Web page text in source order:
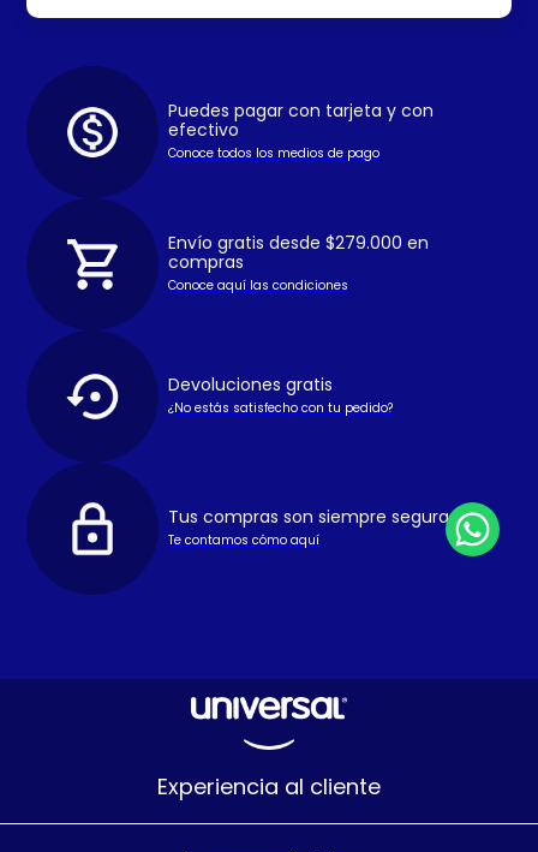
Puedes pagar con tarjeta y con
efectivo
Conoce todos los medios de pago
Envío gratis desde $279.000 en
compras
Conoce aquí las condiciones
Devoluciones gratis
¿No estás satisfecho con tu pedido?
Tus compras son siempre seguras
Te contamos cómo aquí
Experiencia al cliente